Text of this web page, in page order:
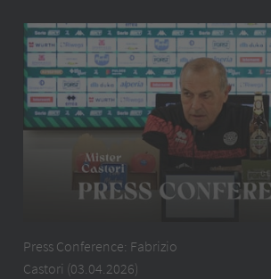
Press Conference: Fabrizio
Castori (03.04.2026)